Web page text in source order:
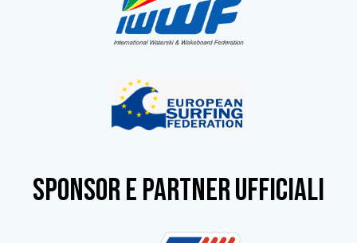
SPONSOR e partner ufficiali